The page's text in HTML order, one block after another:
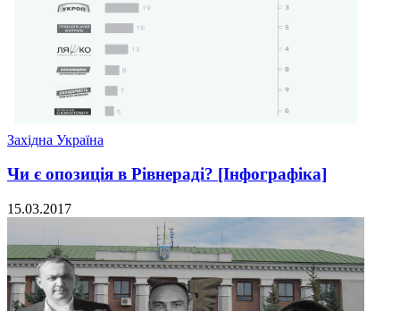
Західна Україна
Чи є опозиція в Рівнераді? [Інфографіка]
15.03.2017